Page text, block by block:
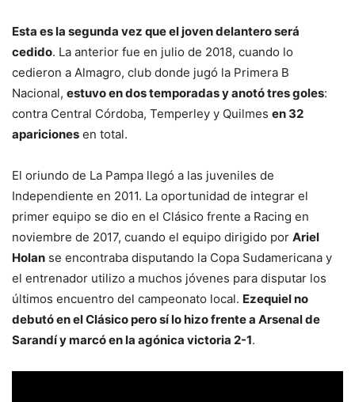
Esta es la segunda vez que el joven delantero será
cedido. La anterior fue en julio de 2018, cuando lo
cedieron a Almagro, club donde jugó la Primera B
Nacional, estuvo en dos temporadas y anotó tres goles:
contra Central Córdoba, Temperley y Quilmes en 32
apariciones en total.
El oriundo de La Pampa llegó a las juveniles de
Independiente en 2011. La oportunidad de integrar el
primer equipo se dio en el Clásico frente a Racing en
noviembre de 2017, cuando el equipo dirigido por Ariel
Holan se encontraba disputando la Copa Sudamericana y
el entrenador utilizo a muchos jóvenes para disputar los
últimos encuentro del campeonato local. Ezequiel no
debutó en el Clásico pero sí lo hizo frente a Arsenal de
Sarandí y marcó en la agónica victoria 2-1.